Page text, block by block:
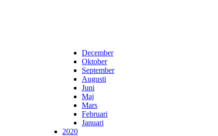
December
Oktober
September
Augusti
Juni
Maj
Mars
Februari
Januari
2020